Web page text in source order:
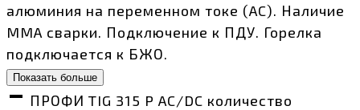
алюминия на переменном токе (AC). Наличие
MMA сварки. Подключение к ПДУ. Горелка
подключается к БЖО.
Показать больше
ПРОФИ TIG 315 P AC/DC количество